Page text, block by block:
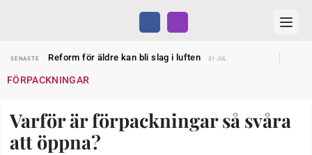
SENASTE
Reform för äldre kan bli slag i luften
31 JUL
SENASTE
Dom öppnar för rätt till garantipension
SENASTE
Liten höjning av garantipensionen
27 JUL
SENASTE
Sven Hagströmer sommarpratar
26 JUL
SENASTE
Reform för äldre kan bli slag i luften
FÖRPACKNINGAR
Varför är förpackningar så svåra
att öppna?